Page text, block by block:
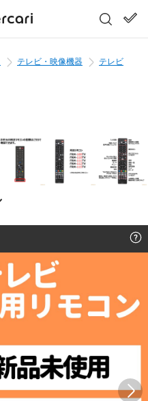
テレビ・映像機器
テレビ